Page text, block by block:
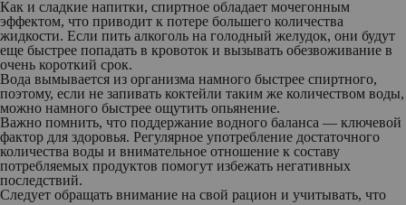
Как и сладкие напитки, спиртное обладает мочегонным
эффектом, что приводит к потере большего количества
жидкости. Если пить алкоголь на голодный желудок, они будут
еще быстрее попадать в кровоток и вызывать обезвоживание в
очень короткий срок.
Вода вымывается из организма намного быстрее спиртного,
поэтому, если не запивать коктейли таким же количеством воды,
можно намного быстрее ощутить опьянение.
Важно помнить, что поддержание водного баланса — ключевой
фактор для здоровья. Регулярное употребление достаточного
количества воды и внимательное отношение к составу
потребляемых продуктов помогут избежать негативных
последствий.
Следует обращать внимание на свой рацион и учитывать, что